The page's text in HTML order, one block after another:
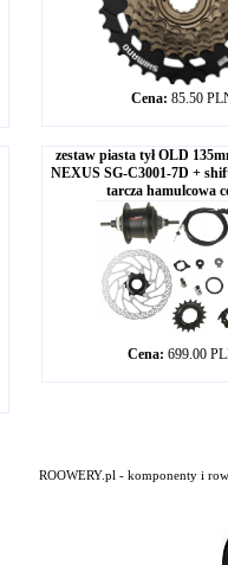
Cena: 85.50
zestaw piasta tył OLD
NEXUS SG-C3001-7D +
tarcza hamulcowa
Cena: 699.00
ROOWERY.pl - komponenty i